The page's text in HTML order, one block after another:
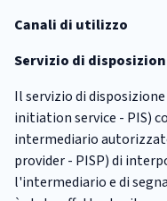
Canali di utilizzo
Servizio di
Il servizio di
initiation service - PIS)
intermediario
provider - PISP) di
l'intermediario e di